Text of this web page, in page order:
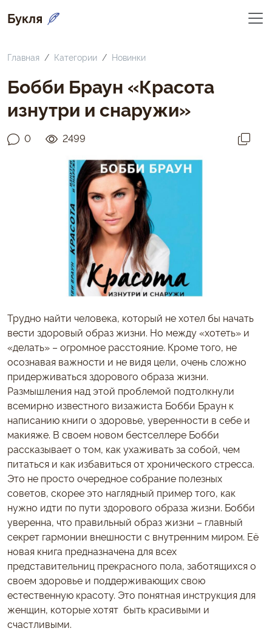
Букля
Главная Категории Новинки
Бобби Браун «Красота
изнутри и снаружи»
0 2499
Трудно найти человека, который не хотел бы начать
вести здоровый образ жизни. Но между «хотеть» и
«делать» – огромное расстояние. Кроме того, не
осознавая важности и не видя цели, очень сложно
придерживаться здорового образа жизни.
Размышления над этой проблемой подтолкнули
всемирно известного визажиста Бобби Браун к
написанию книги о здоровье, уверенности в себе и
макияже. В своем новом бестселлере Бобби
рассказывает о том, как ухаживать за собой, чем
питаться и как избавиться от хронического стресса.
Это не просто очередное собрание полезных
советов, скорее это наглядный пример того, как
нужно идти по пути здорового образа жизни. Бобби
уверенна, что правильный образ жизни – главный
секрет гармонии внешности с внутренним миром. Её
новая книга предназначена для всех
представительниц прекрасного пола, заботящихся о
своем здоровье и поддерживающих свою
естественную красоту. Это понятная инструкция для
женщин, которые хотят быть красивыми и
счастливыми.